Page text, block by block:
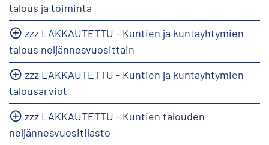
talous ja toiminta
zzz LAKKAUTETTU - Kuntien ja kuntayhtymien
talous neljännesvuosittain
zzz LAKKAUTETTU - Kuntien ja kuntayhtymien
talousarviot
zzz LAKKAUTETTU - Kuntien talouden
neljännesvuositilasto